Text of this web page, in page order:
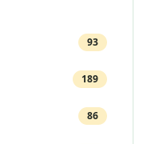
93
189
86